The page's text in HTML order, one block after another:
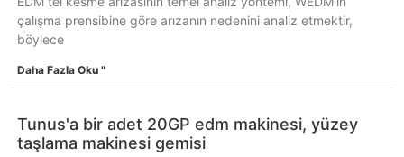
çalışma prensibine göre arızanın nedenini analiz etmektir,
böylece
Daha Fazla Oku "
Tunus'a bir adet 20GP edm makinesi, yüzey
taşlama makinesi gemisi